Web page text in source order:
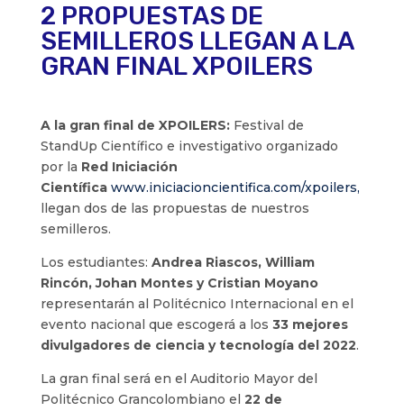
2 PROPUESTAS DE
SEMILLEROS LLEGAN A LA
GRAN FINAL XPOILERS
A la gran final de XPOILERS: Festival de
StandUp Científico e investigativo organizado
por la Red Iniciación
Científica www.iniciacioncientifica.com/xpoilers,
llegan dos de las propuestas de nuestros
semilleros.
Los estudiantes: Andrea Riascos, William
Rincón, Johan Montes y Cristian Moyano
representarán al Politécnico Internacional en el
evento nacional que escogerá a los 33 mejores
divulgadores de ciencia y tecnología del 2022.
La gran final será en el Auditorio Mayor del
Politécnico Grancolombiano el 22 de